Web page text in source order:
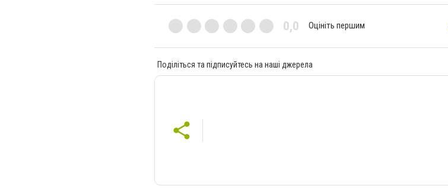
0,0 Оцініть першим
Поділіться та підписуйтесь на наші джерела